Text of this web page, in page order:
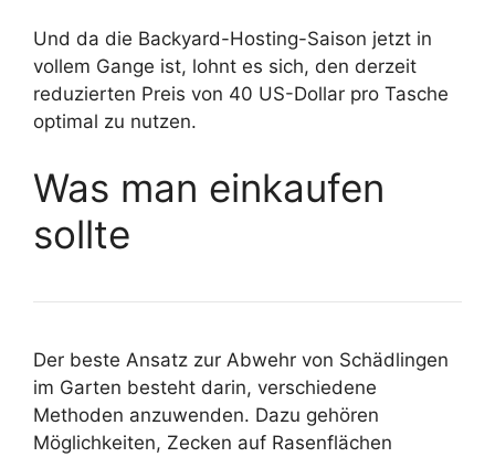
Und da die Backyard-Hosting-Saison jetzt in
vollem Gange ist, lohnt es sich, den derzeit
reduzierten Preis von 40 US-Dollar pro Tasche
optimal zu nutzen.
Was man einkaufen
sollte
Der beste Ansatz zur Abwehr von Schädlingen
im Garten besteht darin, verschiedene
Methoden anzuwenden. Dazu gehören
Möglichkeiten, Zecken auf Rasenflächen